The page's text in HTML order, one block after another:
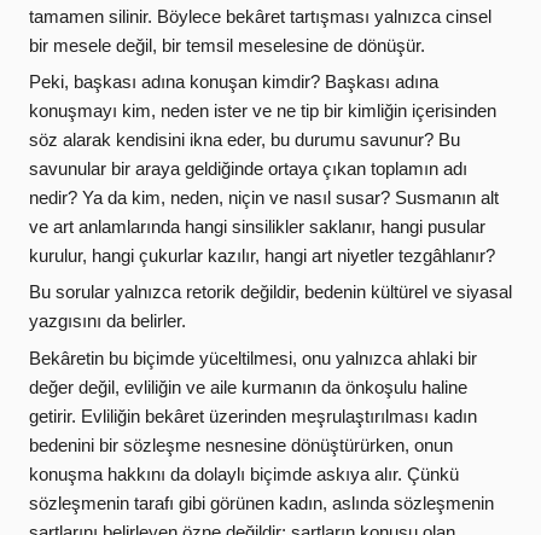
tamamen silinir. Böylece bekâret tartışması yalnızca cinsel
bir mesele değil, bir temsil meselesine de dönüşür.
Peki, başkası adına konuşan kimdir? Başkası adına
konuşmayı kim, neden ister ve ne tip bir kimliğin içerisinden
söz alarak kendisini ikna eder, bu durumu savunur? Bu
savunular bir araya geldiğinde ortaya çıkan toplamın adı
nedir? Ya da kim, neden, niçin ve nasıl susar? Susmanın alt
ve art anlamlarında hangi sinsilikler saklanır, hangi pusular
kurulur, hangi çukurlar kazılır, hangi art niyetler tezgâhlanır?
Bu sorular yalnızca retorik değildir, bedenin kültürel ve siyasal
yazgısını da belirler.
Bekâretin bu biçimde yüceltilmesi, onu yalnızca ahlaki bir
değer değil, evliliğin ve aile kurmanın da önkoşulu haline
getirir. Evliliğin bekâret üzerinden meşrulaştırılması kadın
bedenini bir sözleşme nesnesine dönüştürürken, onun
konuşma hakkını da dolaylı biçimde askıya alır. Çünkü
sözleşmenin tarafı gibi görünen kadın, aslında sözleşmenin